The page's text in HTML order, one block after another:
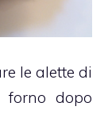
le alette di
dopo